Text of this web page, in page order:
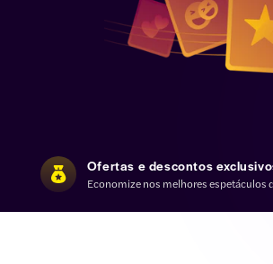
Ofertas e descontos
Economize nos melhores espetáculos